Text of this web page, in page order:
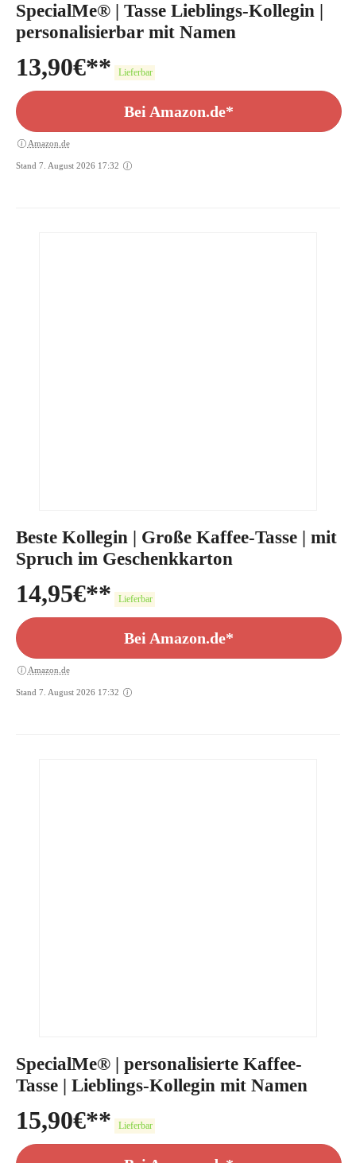
SpecialMe® | Tasse Lieblings-Kollegin |
personalisierbar mit Namen
13,90€ Lieferbar
Bei Amazon.de*
Amazon.de
Stand 7. August 2026 17:32
Beste Kollegin | Große Kaffee-Tasse | mit
Spruch im Geschenkkarton
14,95€ Lieferbar
Bei Amazon.de*
Amazon.de
Stand 7. August 2026 17:32
SpecialMe® | personalisierte Kaffee-
Tasse | Lieblings-Kollegin mit Namen
15,90€ Lieferbar